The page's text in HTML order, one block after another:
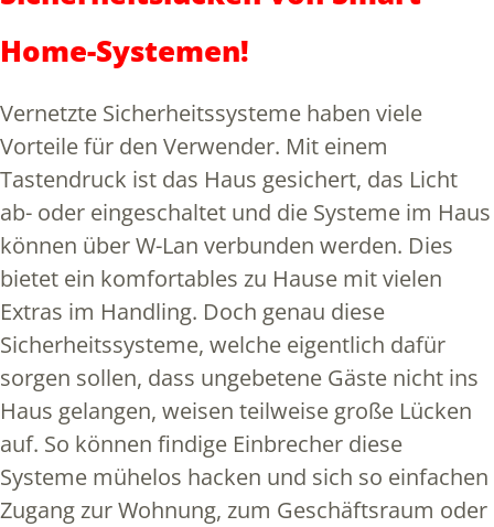
Home-Systemen!
Vernetzte Sicherheitssysteme haben viele
Vorteile für den Verwender. Mit einem
Tastendruck ist das Haus gesichert, das Licht
ab- oder eingeschaltet und die Systeme im Haus
können über W-Lan verbunden werden. Dies
bietet ein komfortables zu Hause mit vielen
Extras im Handling. Doch genau diese
Sicherheitssysteme, welche eigentlich dafür
sorgen sollen, dass ungebetene Gäste nicht ins
Haus gelangen, weisen teilweise große Lücken
auf. So können findige Einbrecher diese
Systeme mühelos hacken und sich so einfachen
Zugang zur Wohnung, zum Geschäftsraum oder